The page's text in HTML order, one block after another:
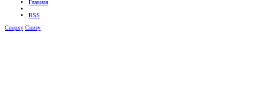
Главная
RSS
Сверху Снизу